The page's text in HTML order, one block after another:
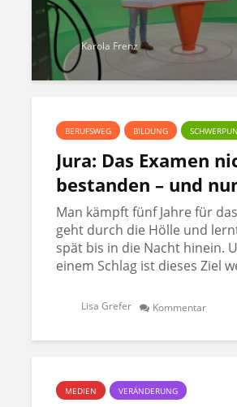
Karola Frenz
BERUFSWEG BILDUNG
Jura: Das Examen
bestanden – und
Man kämpft fünf Jahre für
geht durch die Hölle und
spät bis in die Nacht hinein.
einem Schlag ist dieses Ziel
Lisa Grefer Kommentar
MEDIEN VERÄNDERUNG